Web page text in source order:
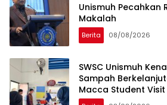
Unismuh Pecahkan
Makalah
Berita 08/08/2026
SWSC Unismuh
Sampah
Macca Student Visit